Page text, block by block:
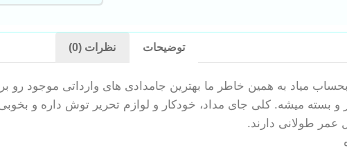
توضیحات نظرات (0)
میاد به همین خاطر ما بهترین جامدادی های وارداتی موجود رو
بسته میشه. کلی جای مداد، خودکار و لوازم تحریر توش داره و بخوبی
طولانی دارند.